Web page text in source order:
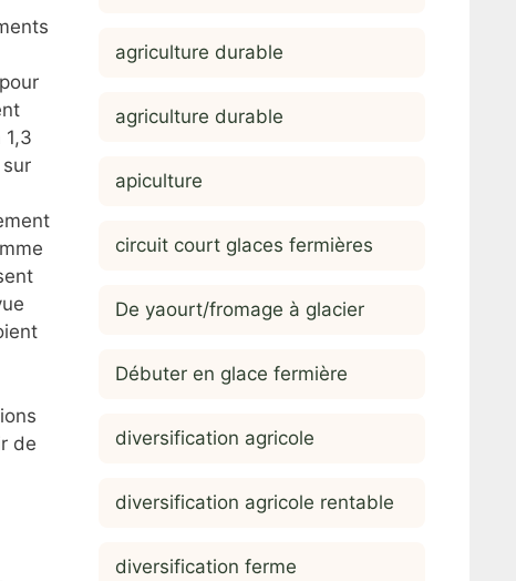
de
agriculture durable
agriculture durable
apiculture
circuit court glaces fermières
De yaourt/fromage à glacier
Débuter en glace fermière
diversification agricole
diversification agricole rentable
diversification ferme